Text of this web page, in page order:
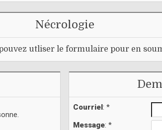
Nécrologie
utliser le formulaire pour en
Courriel: *
Message: *